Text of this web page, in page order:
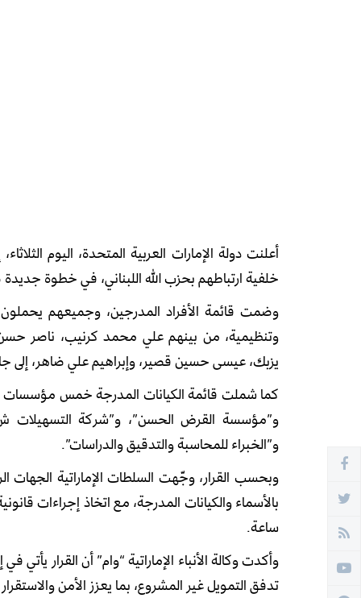
خلفية ارتباطهم بحزب الله اللبناني، في خطوة
وضمت قائمة الأفراد المدرجين، وجميعهم يحملون
وتنظيمية، من بينهم علي محمد كرنيب، ناصر
يزبك، عيسى حسين قصير، وإبراهيم علي ضاهر، إلى
كما شملت قائمة الكيانات المدرجة خمس مؤسسات
و”مؤسسة القرض الحسن”، و”شركة التسهيلات
و”الخبراء للمحاسبة والتدقيق والدراسات”.
وبحسب القرار، وجّهت السلطات الإماراتية الجهات
ساعة.
وأكدت وكالة الأنباء الإماراتية “وام” أن القرار يأتي
تدفق التمويل غير المشروع، بما يعزز الأمن